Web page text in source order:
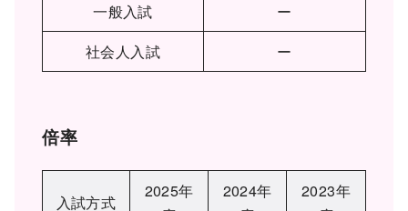
一般入試
ー
社会人入試
ー
倍率
入試方式
2025年
2024年
2023年